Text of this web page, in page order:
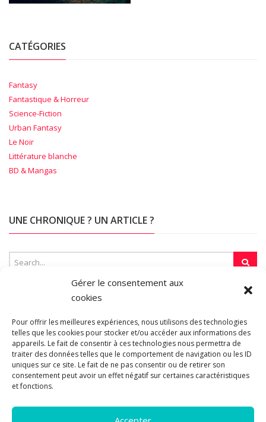
Gérer le consentement aux
cookies
Pour offrir les meilleures expériences, nous utilisons des technologies
telles que les cookies pour stocker et/ou accéder aux informations des
appareils. Le fait de consentir à ces technologies nous permettra de
traiter des données telles que le comportement de navigation ou les ID
uniques sur ce site. Le fait de ne pas consentir ou de retirer son
consentement peut avoir un effet négatif sur certaines caractéristiques
et fonctions.
CATÉGORIES
Fantasy
Fantastique & Horreur
Science-Fiction
Urban Fantasy
Le Noir
Littérature blanche
BD & Mangas
UNE CHRONIQUE ? UN ARTICLE ?
SUR LA TOILE…
Blogroll